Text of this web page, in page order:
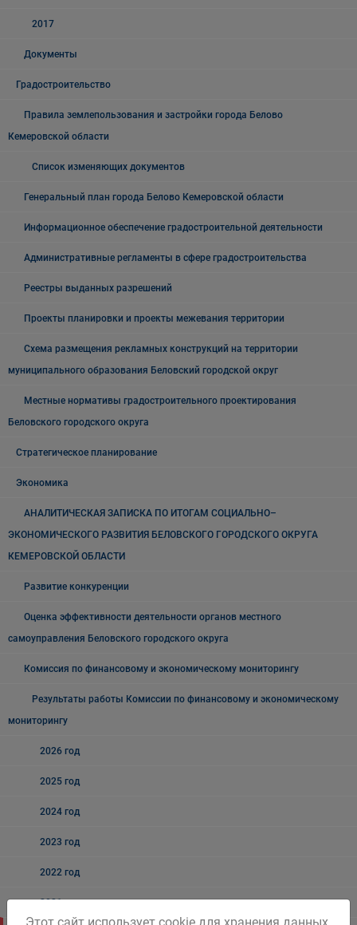
2017
Документы
Градостроительство
Правила землепользования и застройки города Белово
Кемеровской области
Список изменяющих документов
Генеральный план города Белово Кемеровской области
Информационное обеспечение градостроительной деятельности
Административные регламенты в сфере градостроительства
Реестры выданных разрешений
Проекты планировки и проекты межевания территории
Схема размещения рекламных конструкций на территории
муниципального образования Беловский городской округ
Местные нормативы градостроительного проектирования
Беловского городского округа
Стратегическое планирование
Экономика
АНАЛИТИЧЕСКАЯ ЗАПИСКА ПО ИТОГАМ СОЦИАЛЬНО–
ЭКОНОМИЧЕСКОГО РАЗВИТИЯ БЕЛОВСКОГО ГОРОДСКОГО ОКРУГА
КЕМЕРОВСКОЙ ОБЛАСТИ
Развитие конкуренции
Оценка эффективности деятельности органов местного
самоуправления Беловского городского округа
Комиссия по финансовому и экономическому мониторингу
Результаты работы Комиссии по финансовому и экономическому
мониторингу
2026 год
2025 год
2024 год
2023 год
2022 год
2021 год